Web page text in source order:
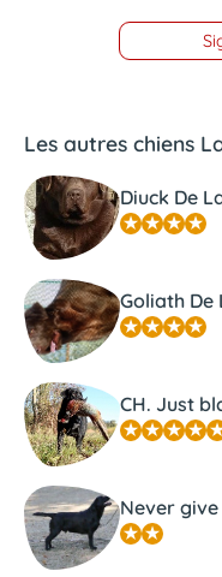
Les autres chiens
Diuck De
Goliath De
CH. Just
Never give